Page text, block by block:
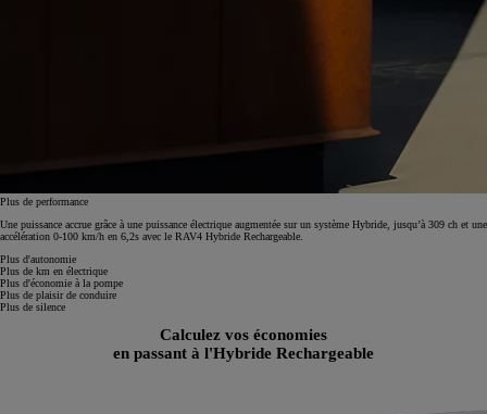
Plus de performance
Une puissance accrue grâce à une puissance électrique augmentée sur un système Hybride, jusqu’à 309 ch et une
accélération 0-100 km/h en 6,2s avec le RAV4 Hybride Rechargeable.
Plus d'autonomie
Plus de km en électrique
Plus d'économie à la pompe
Plus de plaisir de conduire
Plus de silence
Calculez vos économies
en passant à l'Hybride Rechargeable